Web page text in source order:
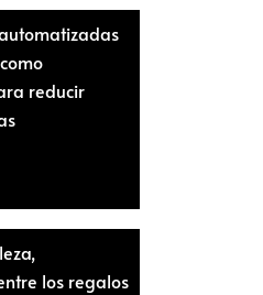
reducir
los regalos